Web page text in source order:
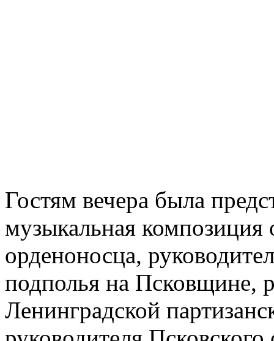
Гостям вечера была
музыкальная композиция
орденоносца,
подполья на Псковщине,
Ленинградской